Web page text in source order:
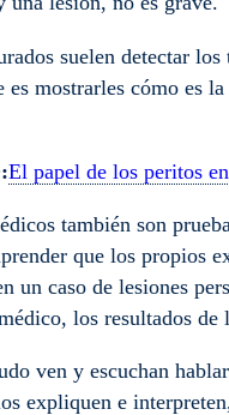
suelen detectar
es mostrarles cómo es
El papel de los peritos
también son
que los propios
un caso de lesiones
los resultados
ven y escuchan
expliquen e